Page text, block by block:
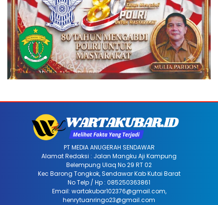
PT MEDIA ANUGERAH SENDAWAR
Alamat Redaksi : Jalan Mangku Aji Kampung
Belempung Ulaq No 29 RT 02
Kec Barong Tongkok, Sendawar Kab Kutai Barat
No Telp / Hp : 085250363861
Email: wartakubar102376@gmail.com,
henrytuanringo23@gmail.com